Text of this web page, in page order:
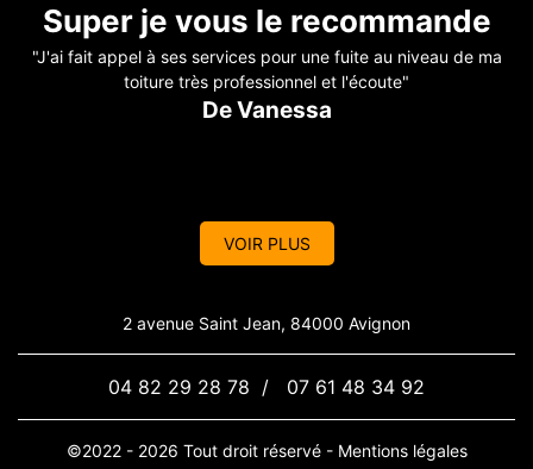
Couverture
"Au top !! "
De Ornella
VOIR PLUS
2 avenue Saint Jean, 84000 Avignon
04 82 29 28 78 / 07 61 48 34 92
©2022 - 2026 Tout droit réservé - Mentions légales